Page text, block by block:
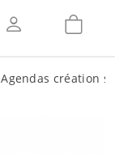
Agendas création